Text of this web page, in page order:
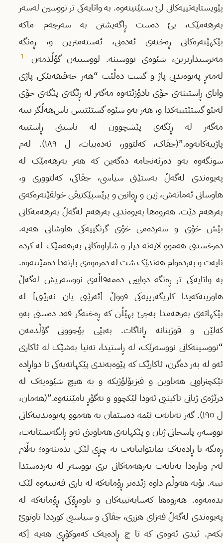
پێویستایەتییەکانی لێ بستێنینەوە. بە واتایەکی تر نووسین لەسەر
بەرهەمێک، بێ دەست ڕاگەیشتن بە سەرجەم ماکە
پێکهێنەرەکانی ڕەخنەی ئەدەبی، ئەستەمترین و، ڕەنگە
مەترسیدارترین، شێوەی نووسینە. لووسییەن گۆڵدمەن
1
لەمەڕ پەیوەندیی پاژ و گشت دەڵێت “هەر حەقیقەتێکی پاژی
واتای ڕاستینەی خۆی نادۆزێتەوە مەگەر لە ڕێگەی پێگەی خۆی
لەنێو گشتێتییەکدا و، هەر بەو شێوە گشتێتیش ناس‌هەڵگر نییە
مەگەر لە ڕێگەی پێشچوون لە ناسینی ڕاستییە
پاژییەکانەوە.”(جڤاک، کەلتوور، ئەدەبیات، ل ١٨٩). لەم
سونگەوە بەو دەرئەنجامە دەگەین کە هەر بەرهەمێک لە
پەیوەندی لەگەڵ بەستێنی سیاسی، جڤاکی، کەلتووری و،
هاوسانی ئەمانەش، ژین و ڕوانین و پرێسپێکتیڤی خولقێنەرەکەی
بەرهەم دێت. هەروەها پەیوەندیی بەرهەم لەگەڵ بەرهەمەکانی
پێش خۆی و سەردەمی خۆی گرنگییەکی هاوشانی هەیە.
دەرخستنی هەموو لایەنە دیار و شاراوەکانی بەرهەمێک لە کردە
نایەت و بەردەوام هەندێک شت لە دەرەوەی بازنەدا دەمێننەوە.
بە واتایەکی تر ڕەنگە دوایین دەمەقاڵەی نووسەریش لەگەڵ
هاوژینەکەیدا کاریگەرییەکی قووڵ [ئەرێنی یان نەرێنی] لە
پێکهاتەی بەرهەمدا بەجێ بهێڵن کە ڕەخنەگر قەد دەستی بەو
کەلێن و قوژبنانە ڕاناگات. بەپێی بۆچوونی گۆڵدمەن
“نووسینەکانی نووسەرێک، لە ڕاستیدا، تەنیا بەشێک لە ئاکاری
ئەو لە بەر دەگرن، ئاکارێک کە پێوەبەندی پێکهاتەیەکی تا دواڕادە
تێکچنراویی هەناوین و فیزیۆلۆژیکە و بە هیچ شێوەیەک لە
درێژەی ژیانی تاکینیی ئەودا لێکچوو و نەگۆڕ نامێننەوە.”(هەمان،
ل ١٩٥). گەر تەنانەت ئێمە دەستمان بە هەموو پەیوەندییەکانی
نووسەر، پاشخانی ژیان و پێکهاتەی هەناوینی ئەو ڕابگەیشتایەت،
ڕەنگە تا ڕادەیەک بمانتوانیایەت بە چڕی لێکی بدەینەوە؛ بەڵام
لەم وتارەدا تەنانەت بەرهەمەکانی تری نووسەر لە بەردەستدا
نییە. بۆیە هەوڵم داوە زێدەتر ڕۆمانەکە لە باری فەنییەوە لێک
بدەمەوە. هەروەها کەسایەتییەکان و ناوەڕۆکی ڕۆمانەکە لە
پەیوەندی لەگەڵ فەزای هزری، جڤاکی و سیاسیی کورددا تاوتوێ
بکەم. ئیدی ئەوەی کە تا چ ڕادەیەک کەموکۆڕی هەیە [کە